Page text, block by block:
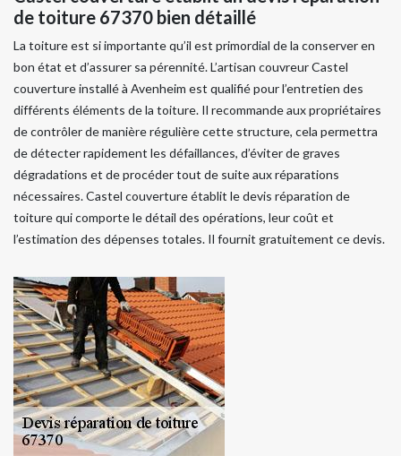
de toiture 67370 bien détaillé
La toiture est si importante qu’il est primordial de la conserver en
bon état et d’assurer sa pérennité. L’artisan couvreur Castel
couverture installé à Avenheim est qualifié pour l’entretien des
différents éléments de la toiture. Il recommande aux propriétaires
de contrôler de manière régulière cette structure, cela permettra
de détecter rapidement les défaillances, d’éviter de graves
dégradations et de procéder tout de suite aux réparations
nécessaires. Castel couverture établit le devis réparation de
toiture qui comporte le détail des opérations, leur coût et
l’estimation des dépenses totales. Il fournit gratuitement ce devis.